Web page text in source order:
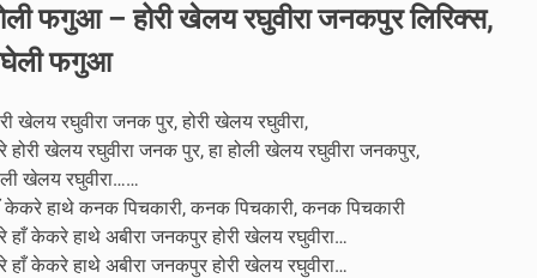
फगुआ – होरी खेलय रघुवीरा जनकपुर लिरिक्स,
फगुआ
खेलय रघुवीरा जनक पुर, होरी खेलय रघुवीरा,
होरी खेलय रघुवीरा जनक पुर, हा होली खेलय रघुवीरा जनकपुर,
खेलय रघुवीरा……
केकरे हाथे कनक पिचकारी, कनक पिचकारी, कनक पिचकारी
हाँ केकरे हाथे अबीरा जनकपुर होरी खेलय रघुवीरा…
हाँ केकरे हाथे अबीरा जनकपुर होरी खेलय रघुवीरा…